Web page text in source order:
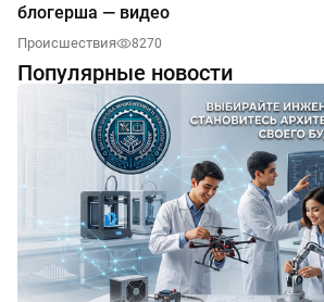
блогерша — видео
Происшествия 8270
Популярные новости